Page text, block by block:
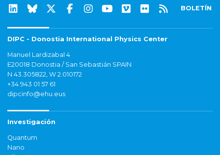
BOLETÍN
DIPC - Donostia International Physics Center
Manuel Lardizabal 4
E20018 Donostia / San Sebastián SPAIN
N 43.305822, W 2.010172
+34 943 01 57 61
dipcinfo@ehu.eus
Investigación
Quantum
Nano